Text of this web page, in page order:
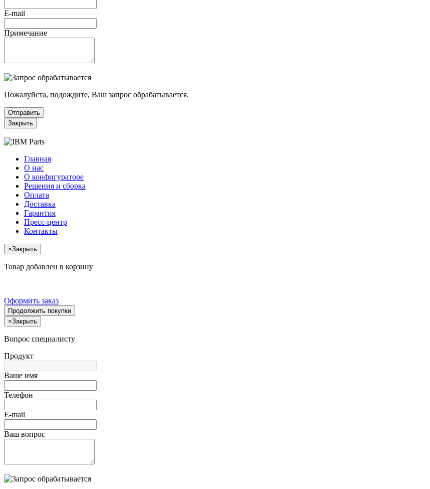
E-mail
Примечание
Пожалуйста, подождите, Ваш запрос обрабатывается.
Отправить
Закрыть
Главная
О нас
О конфигураторе
Решения и сборка
Оплата
Доставка
Гарантия
Пресс-центр
Контакты
×Закрыть
Товар добавлен в корзину
Оформить заказ
Продолжить покупки
×Закрыть
Вопрос специалисту
Продукт
Ваше имя
Телефон
E-mail
Ваш вопрос